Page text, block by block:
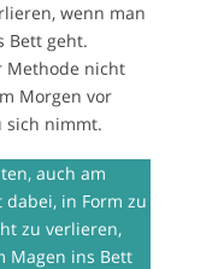
wenn man
Bett geht.
Methode nicht
Morgen vor
sich nimmt.
auch am
in Form zu
zu verlieren,
Magen ins Bett